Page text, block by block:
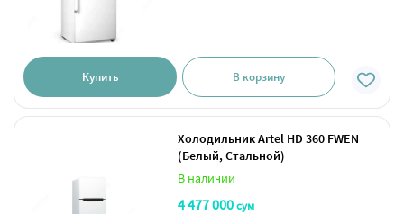
Купить В корзину
Холодильник Artel HD 360 FWEN
(Белый, Стальной)
В наличии
4 477 000сум